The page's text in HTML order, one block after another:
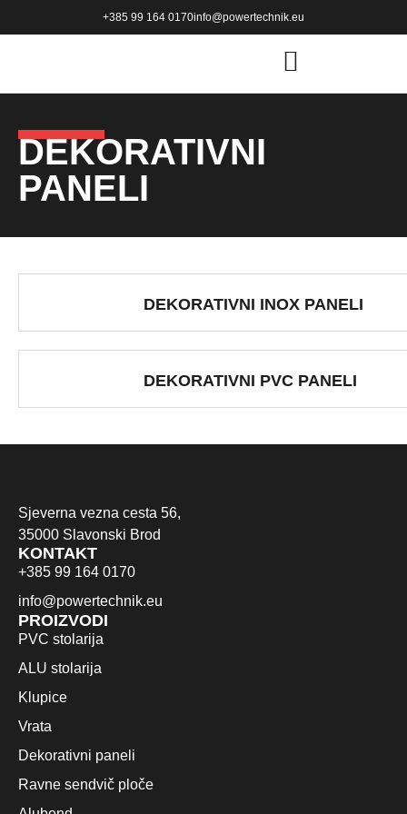
+385 99 164 0170info@powertechnik.eu
DEKORATIVNI
PANELI
DEKORATIVNI INOX PANELI
DEKORATIVNI PVC PANELI
Sjeverna vezna cesta 56,
35000 Slavonski Brod
KONTAKT
+385 99 164 0170
info@powertechnik.eu
PROIZVODI
PVC stolarija
ALU stolarija
Klupice
Vrata
Dekorativni paneli
Ravne sendvič ploče